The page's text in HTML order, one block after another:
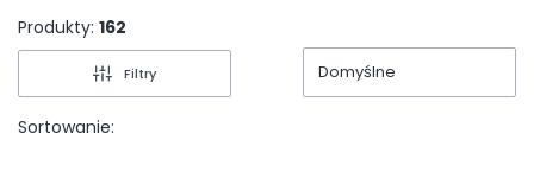
Produkty: 162
Filtry
Lista produktów
Sortowanie:
Domyślne